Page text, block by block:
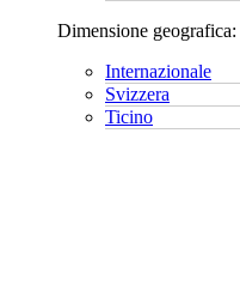
Dimensione geografica:
Internazionale
Svizzera
Ticino